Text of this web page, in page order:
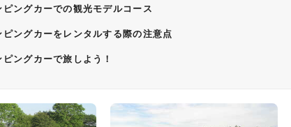
ピングカーでの観光モデルコース
ピングカーをレンタルする際の注意点
ングカーで旅しよう！